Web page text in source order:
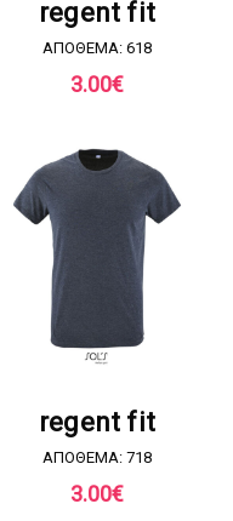
regent fit
ΑΠΟΘΕΜΑ: 618
3.00€
regent fit
ΑΠΟΘΕΜΑ: 718
3.00€